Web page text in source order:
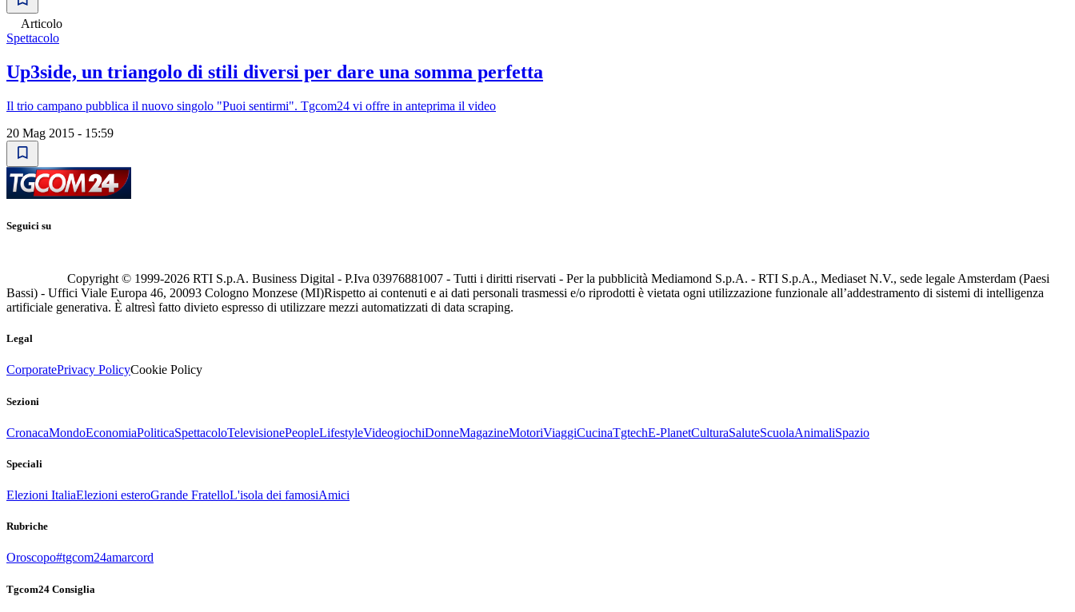
Articolo
Spettacolo
Up3side, un triangolo di stili diversi per dare una somma perfetta
Il trio campano pubblica il nuovo singolo "Puoi sentirmi". Tgcom24 vi offre in anteprima il video
20 Mag 2015 - 15:59
Seguici su
Copyright © 1999-2026 RTI S.p.A. Business Digital - P.Iva 03976881007 - Tutti i diritti riservati - Per la pubblicità Mediamond S.p.A. - RTI S.p.A., Mediaset N.V., sede legale Amsterdam (Paesi
Bassi) - Uffici Viale Europa 46, 20093 Cologno Monzese (MI)Rispetto ai contenuti e ai dati personali trasmessi e/o riprodotti è vietata ogni utilizzazione funzionale all’addestramento di sistemi di intelligenza
artificiale generativa. È altresì fatto divieto espresso di utilizzare mezzi automatizzati di data scraping.
Legal
CorporatePrivacy PolicyCookie Policy
Sezioni
CronacaMondoEconomiaPoliticaSpettacoloTelevisionePeopleLifestyleVideogiochiDonneMagazineMotoriViaggiCucinaTgtechE-PlanetCulturaSaluteScuolaAnimaliSpazio
Speciali
Elezioni ItaliaElezioni esteroGrande FratelloL'isola dei famosiAmici
Rubriche
Oroscopo#tgcom24amarcord
Tgcom24 Consiglia